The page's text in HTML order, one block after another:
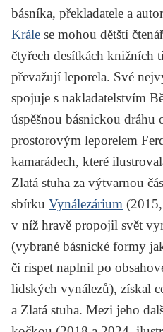
básníka, překladatele a
Krále se mohou dětští
čtyřech desítkách knižních
převažují leporela. Své
spojuje s nakladatelstvím
úspěšnou básnickou dráhu
prostorovým leporelem
kamarádech, které
Zlatá stuha za výtvarnou
sbírku Vynálezárium
v níž hravě propojil svět
(vybrané básnické formy
či rispet naplnil po
lidských vynálezů), získal
a Zlatá stuha. Mezi jeho